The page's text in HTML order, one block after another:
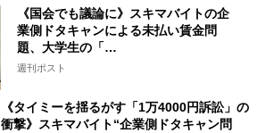
《国会でも議論に》スキマバイトの企
業側ドタキャンによる未払い賃金問
題、大学生の「…
週刊ポスト
《タイミーを揺るがす「1万4000円訴訟」の
衝撃》スキマバイト“企業側ドタキャン問